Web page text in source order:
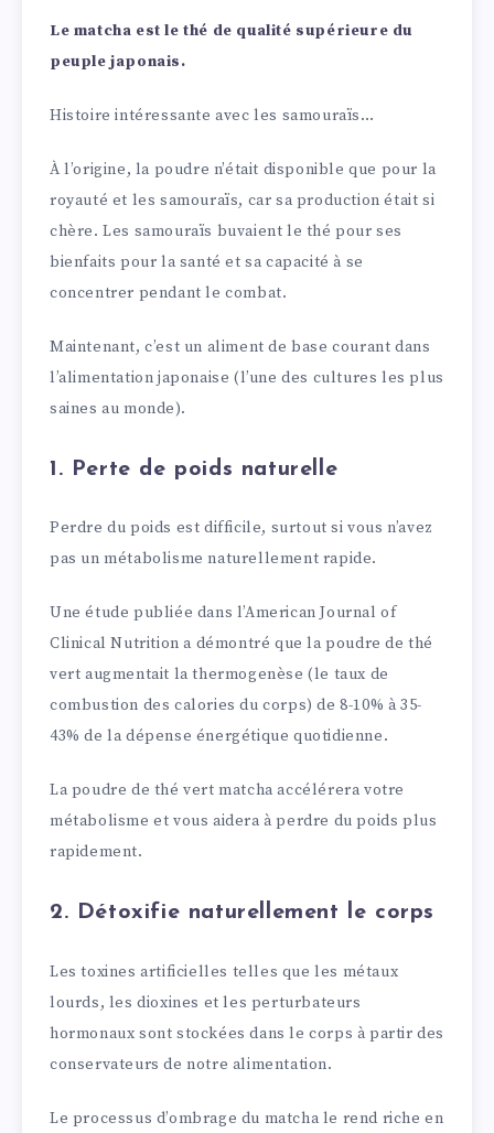
Le matcha est le thé de qualité supérieure du
peuple japonais.
Histoire intéressante avec les samouraïs…
À l’origine, la poudre n’était disponible que pour la
royauté et les samouraïs, car sa production était si
chère. Les samouraïs buvaient le thé pour ses
bienfaits pour la santé et sa capacité à se
concentrer pendant le combat.
Maintenant, c’est un aliment de base courant dans
l’alimentation japonaise (l’une des cultures les plus
saines au monde).
1. Perte de poids naturelle
Perdre du poids est difficile, surtout si vous n’avez
pas un métabolisme naturellement rapide.
Une étude publiée dans l’American Journal of
Clinical Nutrition a démontré que la poudre de thé
vert augmentait la thermogenèse (le taux de
combustion des calories du corps) de 8-10% à 35-
43% de la dépense énergétique quotidienne.
La poudre de thé vert matcha accélérera votre
métabolisme et vous aidera à perdre du poids plus
rapidement.
2. Détoxifie naturellement le corps
Les toxines artificielles telles que les métaux
lourds, les dioxines et les perturbateurs
hormonaux sont stockées dans le corps à partir des
conservateurs de notre alimentation.
Le processus d’ombrage du matcha le rend riche en